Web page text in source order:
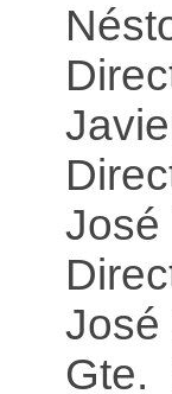
José
José
Gte.